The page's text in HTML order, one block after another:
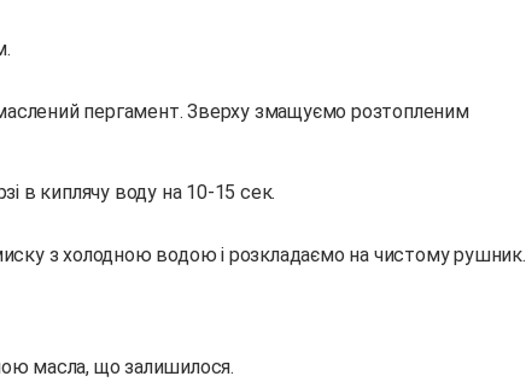
пергамент. Зверху змащуємо розтопленим
в киплячу воду на 10-15 сек.
з холодною водою і розкладаємо на чистому рушник.
масла, що залишилося.